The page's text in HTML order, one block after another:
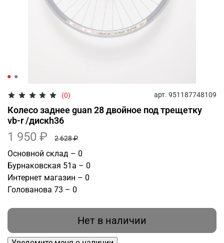
(0) арт. 951187748109
Колесо заднее guan 28 двойное под трещетку
vb-r /дискh36
1 950 ₽ 2 628 ₽
Основной склад – 0
Бурнаковская 51а – 0
Интернет магазин – 0
Голованова 73 – 0
Нет в наличии